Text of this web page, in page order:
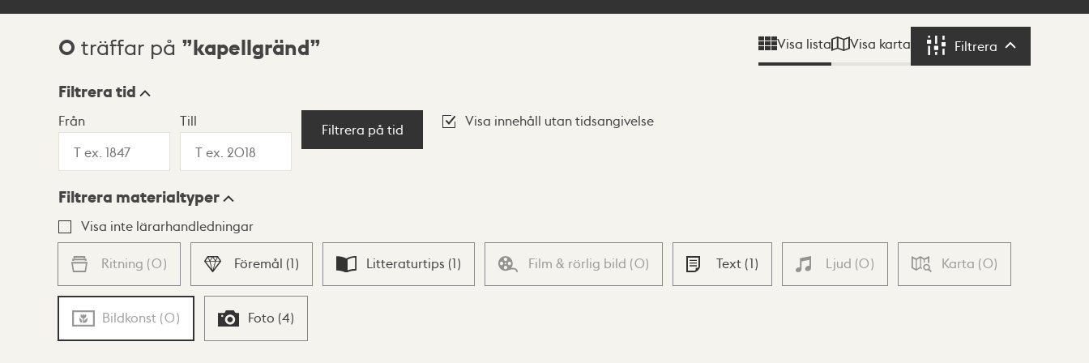
Sökresultat
0 träffar på kapellgränd Visa lista Visa karta Filtrera Filtrera
Visningsläge
Lista Karta
Filtrera tid
Från Till
Filtrera på tid
Visa innehåll utan tidsangivelse
Filtrera materialtyper
Visa inte lärarhandledningar
Ritning (0) Föremål (1) Litteraturtips (1) Film & rörlig bild (0) Text (1) Ljud (0) Karta (0)
Bildkonst (0) Foto (4)